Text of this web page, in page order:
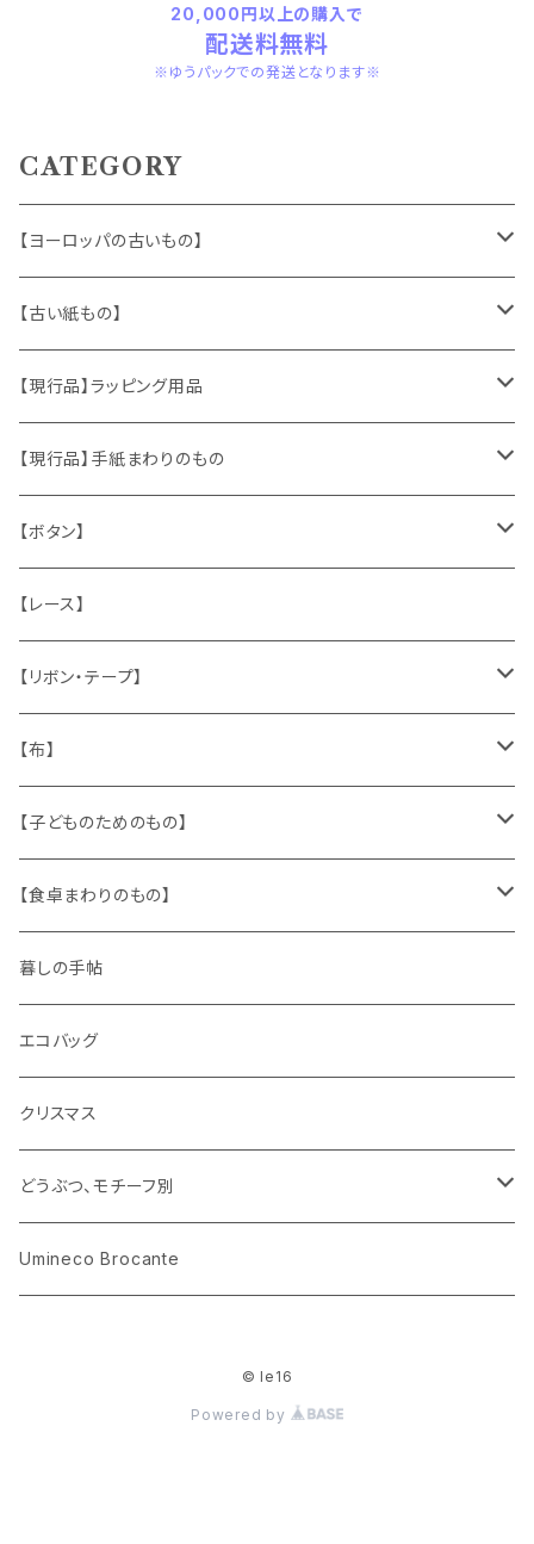
20,000円以上の購入で
配送料無料
※ゆうパックでの発送となります※
CATEGORY
【ヨーロッパの古いもの】
ヴィンテージアクセサリー
おもちゃ、ぬいぐるみ
くま、テディベア
うさぎ
キャラクター
ピノキオ
ヴィンテージファブリック
ハンドメイド製品
お部屋に飾るもの
メタル製品
缶、箱
陶磁器
文房具
木製品
ミニチュア、ドールハウス
【古い紙もの】
切手、FDC
ポストカード、カレンダー
マッチラベル、食品ラベル
蔵書票、荷札、ビュバー、伝票
シール、ステッカー、クロモス
袋、箱、ナプキン、コースター
パズル、ゲーム
古本、古雑誌、古えほん
古レコード
古せっけん
ラッピングペーパー、壁紙
【現行品】ラッピング用品
伝票、タグ、シール
袋、ラッピングペーパー
ひも、テープ
【現行品】手紙まわりのもの
封筒、ポストカード
切手
スタンプ
文房具
【ボタン】
木
貝
メタル
ガラス
プラスチック
紙
【レース】
【リボン・テープ】
チロルテープ・イニシャルテープ
トリム
ワッペン
【布】
キッチンクロス、ナプキン
ニット
布地
【子どものためのもの】
身に着けるもの
【食卓まわりのもの】
ガラス
花びん
小物入れ
陶磁器
カップアンドソーサー
プレート
木製品
ホーロー
メタル
暮しの手帖
エコバッグ
クリスマス
どうぶつ、モチーフ別
くま、ベア
Umineco Brocante
© le16
Powered by